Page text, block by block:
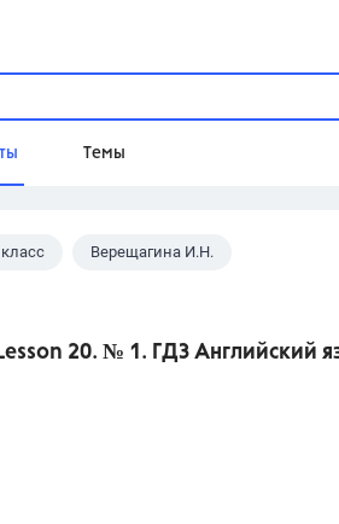
Темы
Домашнее задание
Верещагина И.Н.
20. № 1. ГДЗ Английский